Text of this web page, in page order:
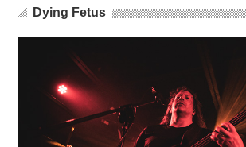
Dying Fetus